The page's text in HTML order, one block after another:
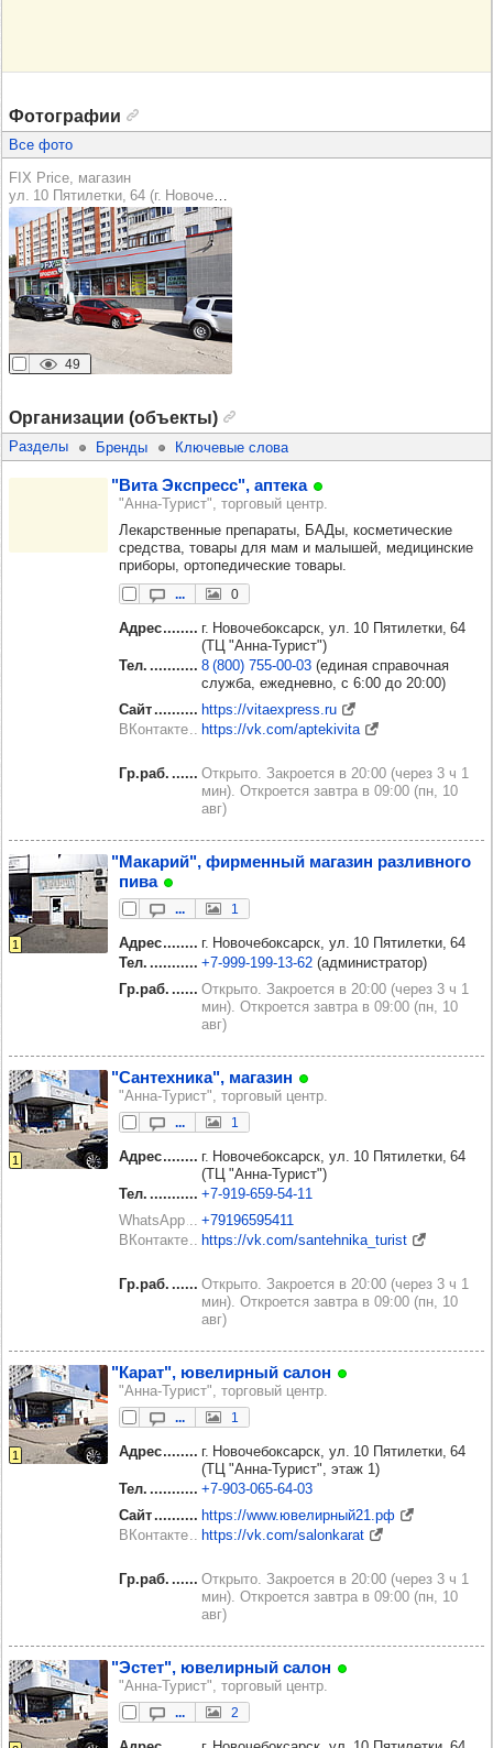
Фотографии
Все фото
FIX Price, магазин
ул. 10 Пятилетки, 64 (г. Новочебоксарск)
49
Организации (объекты)
Разделы Бренды Ключевые слова
"Вита Экс­пресс", аптека
"Анна-Турист", торговый центр.
Лекарственные препараты, БАДы, косметические
средства, товары для мам и малышей, медицинские
приборы, ортопедические товары.
... 0
Адрес
г. Новочебоксарск, ул. 10 Пятилетки, 64
(ТЦ "Анна-Турист")
Тел.
8 (800) 755‑00‑03 (единая справочная
служба, ежедневно, с 6:00 до 20:00)
Сайт
https://vitaexpress.ru
ВКонтакте
https://vk.com/aptekivita
Гр.раб.
Открыто. Закроется в 20:00 (через 3 ч 1
мин). Откроется завтра в 09:00 (пн, 10
авг)
1
"Мака­рий", фир­мен­ный мага­зин раз­лив­ного
пива
... 1
Адрес
г. Новочебоксарск, ул. 10 Пятилетки, 64
Тел.
+7‑999‑199‑13‑62 (администратор)
Гр.раб.
Открыто. Закроется в 20:00 (через 3 ч 1
мин). Откроется завтра в 09:00 (пн, 10
авг)
1
"Сан­тех­ника", мага­зин
"Анна-Турист", торговый центр.
... 1
Адрес
г. Новочебоксарск, ул. 10 Пятилетки, 64
(ТЦ "Анна-Турист")
Тел.
+7‑919‑659‑54‑11
WhatsApp
+79196595411
ВКонтакте
https://vk.com/santehnika_turist
Гр.раб.
Открыто. Закроется в 20:00 (через 3 ч 1
мин). Откроется завтра в 09:00 (пн, 10
авг)
1
"Карат", юве­лир­ный салон
"Анна-Турист", торговый центр.
... 1
Адрес
г. Новочебоксарск, ул. 10 Пятилетки, 64
(ТЦ "Анна-Турист", этаж 1)
Тел.
+7‑903‑065‑64‑03
Сайт
https://www.ювелирный21.рф
ВКонтакте
https://vk.com/salonkarat
Гр.раб.
Открыто. Закроется в 20:00 (через 3 ч 1
мин). Откроется завтра в 09:00 (пн, 10
авг)
"Эстет", юве­лир­ный салон
"Анна-Турист", торговый центр.
... 2